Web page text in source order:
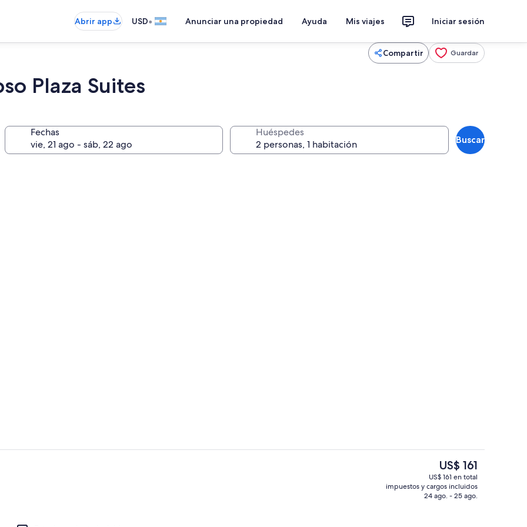
Abrir app USD• Anunciar una propiedad Ayuda Mis viajes Iniciar sesión
Compartir Guardar
Plaza Suites
Fechas Huéspedes
Buscar
Una playa cerca
El
precio
actual
es
US$ 161
US$ 161 en total
impuestos y cargos incluidos
24 ago. - 25 ago.